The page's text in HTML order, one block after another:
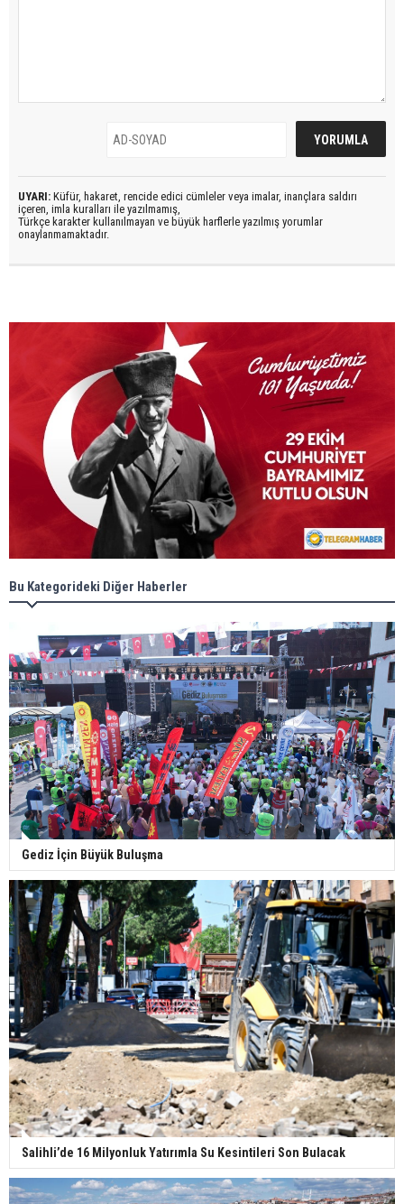
UYARI: Küfür, hakaret, rencide edici cümleler veya imalar, inançlara saldırı
içeren, imla kuralları ile yazılmamış,
Türkçe karakter kullanılmayan ve büyük harflerle yazılmış yorumlar
onaylanmamaktadır.
Bu Kategorideki Diğer Haberler
Gediz İçin Büyük Buluşma
Salihli’de 16 Milyonluk Yatırımla Su Kesintileri Son Bulacak